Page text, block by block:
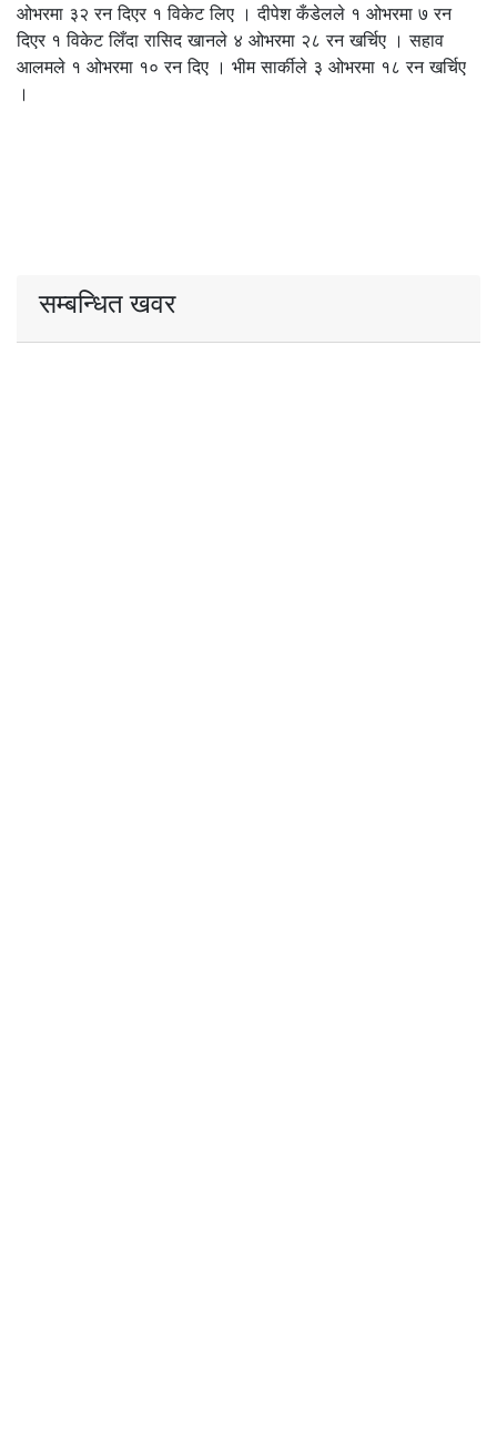
ओभरमा ३२ रन दिएर १ विकेट लिए । दीपेश कँडेलले १ ओभरमा ७ रन
दिएर १ विकेट लिँदा रासिद खानले ४ ओभरमा २८ रन खर्चिए । सहाव
आलमले १ ओभरमा १० रन दिए । भीम सार्कीले ३ ओभरमा १८ रन खर्चिए
।
सम्बन्धित खवर